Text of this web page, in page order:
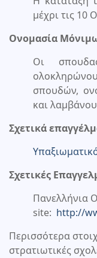
μέχρι τις 10
Ονομασία
Οι
σπουδών,
και
Σχετικά
Σχετικές
Πανελλήνια
site: http://
Περισσότερα
στρατιωτικές